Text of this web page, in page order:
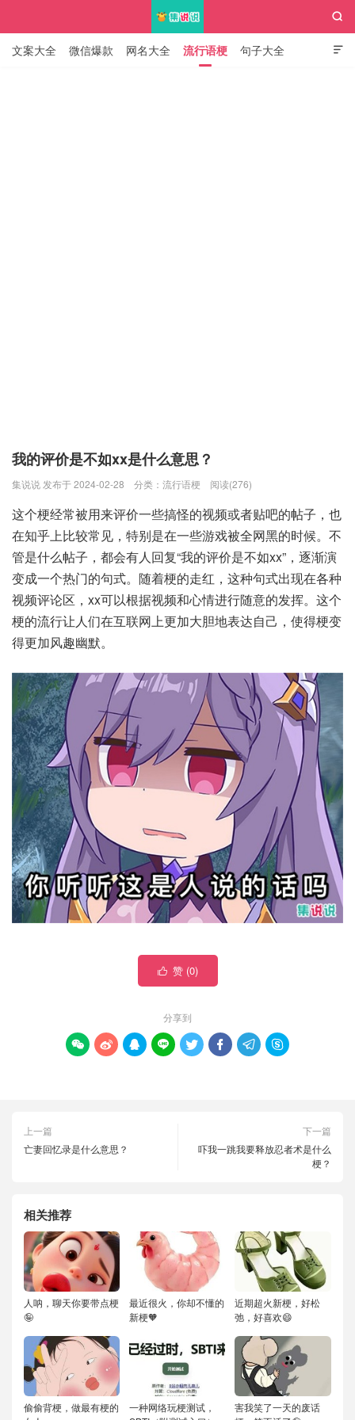

文案大全 微信爆款 网名大全 流行语梗 句子大全

我的评价是不如xx是什么意思？
集说说 发布于 2024-02-28 分类： 流行语梗 阅读(276)
这个梗经常被用来评价一些搞怪的视频或者贴吧的帖子，也
在知乎上比较常见，特别是在一些游戏被全网黑的时候。不
管是什么帖子，都会有人回复“我的评价是不如xx”，逐渐演
变成一个热门的句式。随着梗的走红，这种句式出现在各种
视频评论区，xx可以根据视频和心情进行随意的发挥。这个
梗的流行让人们在互联网上更加大胆地表达自己，使得梗变
得更加风趣幽默。
 赞 (0)
分享到
       
上一篇
亡妻回忆录是什么意思？
下一篇
吓我一跳我要释放忍者术是什么
梗？
相关推荐
人呐，聊天你要带点梗
🤪
最近很火，你却不懂的
新梗🧡
近期超火新梗，好松
弛，好喜欢😄
偷偷背梗，做最有梗的
一种网络玩梗测试，
害我笑了一天的废话